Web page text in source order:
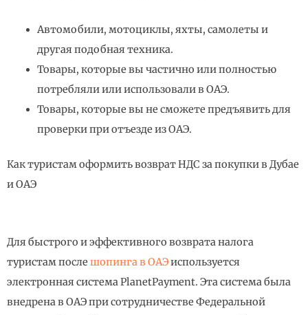
Автомобили, мотоциклы, яхты, самолеты и
другая подобная техника.
Товары, которые вы частично или полностью
потребляли или использовали в ОАЭ.
Товары, которые вы не сможете предъявить для
проверки при отъезде из ОАЭ.
Как туристам оформить возврат НДС за покупки в Дубае
и ОАЭ
Для быстрого и эффективного возврата налога
туристам после шопинга в ОАЭиспользуется
электронная система PlanetPayment. Эта система была
внедрена в ОАЭ при сотрудничестве Федеральной